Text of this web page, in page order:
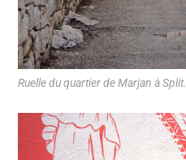
Ruelle du quartier de Marjan à Split.